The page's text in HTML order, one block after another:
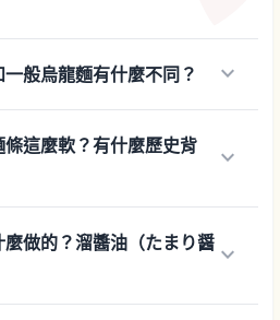
般烏龍麵有什麼不同？ keyboard_arrow_down
這麼軟？有什麼歷史背
keyboard_arrow_down
做的？溜醬油（たまり醤 keyboard_arrow_down